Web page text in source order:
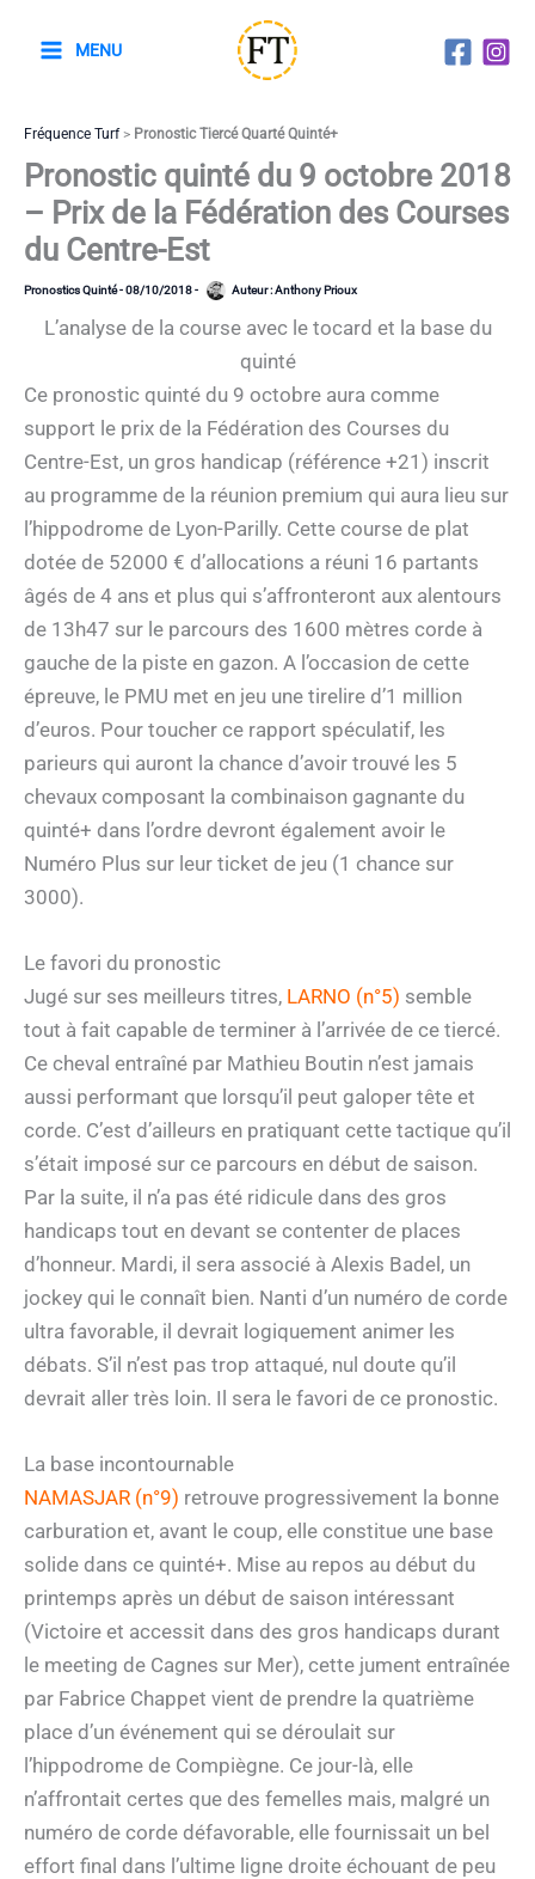
MENU
Fréquence Turf> Pronostic Tiercé Quarté Quinté+
Pronostic quinté du 9 octobre 2018
– Prix de la Fédération des Courses
du Centre-Est
Pronostics Quinté-08/10/2018- Auteur :Anthony Prioux
L’analyse de la course avec le tocard et la base du
quinté
Ce pronostic quinté du 9 octobre aura comme
support le prix de la Fédération des Courses du
Centre-Est, un gros handicap (référence +21) inscrit
au programme de la réunion premium qui aura lieu sur
l’hippodrome de Lyon-Parilly. Cette course de plat
dotée de 52000 € d’allocations a réuni 16 partants
âgés de 4 ans et plus qui s’affronteront aux alentours
de 13h47 sur le parcours des 1600 mètres corde à
gauche de la piste en gazon. A l’occasion de cette
épreuve, le PMU met en jeu une tirelire d’1 million
d’euros. Pour toucher ce rapport spéculatif, les
parieurs qui auront la chance d’avoir trouvé les 5
chevaux composant la combinaison gagnante du
quinté+ dans l’ordre devront également avoir le
Numéro Plus sur leur ticket de jeu (1 chance sur
3000).
Le favori du pronostic
Jugé sur ses meilleurs titres, LARNO (n°5) semble
tout à fait capable de terminer à l’arrivée de ce tiercé.
Ce cheval entraîné par Mathieu Boutin n’est jamais
aussi performant que lorsqu’il peut galoper tête et
corde. C’est d’ailleurs en pratiquant cette tactique qu’il
s’était imposé sur ce parcours en début de saison.
Par la suite, il n’a pas été ridicule dans des gros
handicaps tout en devant se contenter de places
d’honneur. Mardi, il sera associé à Alexis Badel, un
jockey qui le connaît bien. Nanti d’un numéro de corde
ultra favorable, il devrait logiquement animer les
débats. S’il n’est pas trop attaqué, nul doute qu’il
devrait aller très loin. Il sera le favori de ce pronostic.
La base incontournable
NAMASJAR (n°9) retrouve progressivement la bonne
carburation et, avant le coup, elle constitue une base
solide dans ce quinté+. Mise au repos au début du
printemps après un début de saison intéressant
(Victoire et accessit dans des gros handicaps durant
le meeting de Cagnes sur Mer), cette jument entraînée
par Fabrice Chappet vient de prendre la quatrième
place d’un événement qui se déroulait sur
l’hippodrome de Compiègne. Ce jour-là, elle
n’affrontait certes que des femelles mais, malgré un
numéro de corde défavorable, elle fournissait un bel
effort final dans l’ultime ligne droite échouant de peu